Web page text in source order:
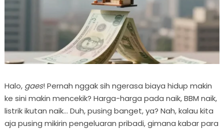
Halo, gaes! Pernah nggak sih ngerasa biaya hidup makin
ke sini makin mencekik? Harga-harga pada naik, BBM naik,
listrik ikutan naik… Duh, pusing banget, ya? Nah, kalau kita
aja pusing mikirin pengeluaran pribadi, gimana kabar para